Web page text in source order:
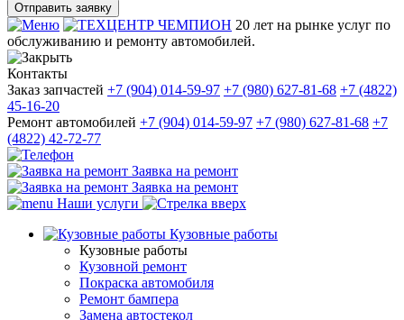
Отправить заявку
20 лет на рынке услуг по
обслуживанию и ремонту автомобилей.
Контакты
Заказ запчастей +7 (904) 014-59-97 +7 (980) 627-81-68 +7 (4822)
45-16-20
Ремонт автомобилей +7 (904) 014-59-97 +7 (980) 627-81-68 +7
(4822) 42-72-77
Заявка на ремонт
Заявка на ремонт
Наши услуги
Кузовные работы
Кузовные работы
Кузовной ремонт
Покраска автомобиля
Ремонт бампера
Замена автостекол